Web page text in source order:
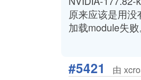
原来应该是用
加载module失
#5421 由